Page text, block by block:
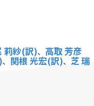
莉紗(訳)、 高取 芳彦
、 関根 光宏(訳)、 芝 瑞